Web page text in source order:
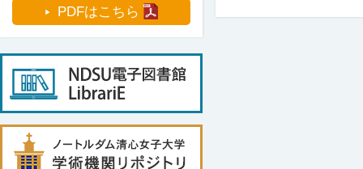
PDFはこちら